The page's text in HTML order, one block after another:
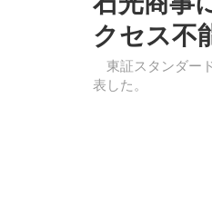
クセス不
東証スタンダー
表した。